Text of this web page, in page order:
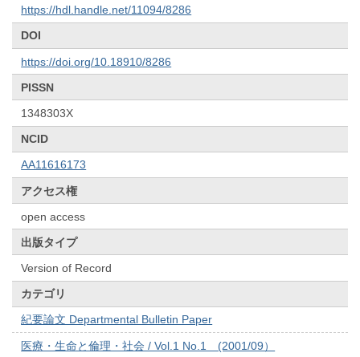
https://hdl.handle.net/11094/8286
DOI
https://doi.org/10.18910/8286
PISSN
1348303X
NCID
AA11616173
アクセス権
open access
出版タイプ
Version of Record
カテゴリ
紀要論文 Departmental Bulletin Paper
医療・生命と倫理・社会 / Vol.1 No.1 (2001/09）